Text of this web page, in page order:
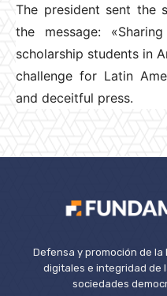
The president sent the
the message:
scholarship students in
challenge for Latin
and deceitful press.
Defensa y promoción de
digitales e integridad de
sociedades